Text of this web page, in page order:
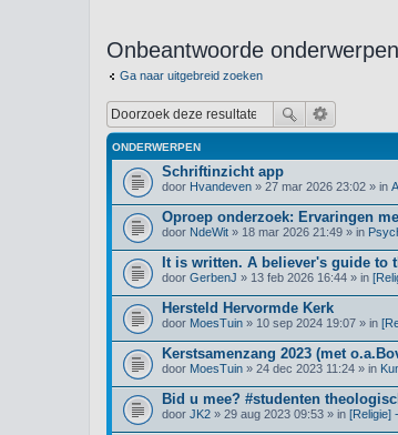
Onbeantwoorde onderwerpen
Ga naar uitgebreid zoeken
ONDERWERPEN
Schriftinzicht app
door Hvandeven » 27 mar 2026 23:02 » in
Oproep onderzoek: Ervaringen
door NdeWit » 18 mar 2026 21:49 » in
It is written. A believer's guide to
door GerbenJ » 13 feb 2026 16:44 » in
Hersteld Hervormde Kerk
door MoesTuin » 10 sep 2024 19:07 » in
Kerstsamenzang 2023 (met
door MoesTuin » 24 dec 2023 11:24 » in
Bid u mee? #studenten
door JK2 » 29 aug 2023 09:53 » in [Religie]